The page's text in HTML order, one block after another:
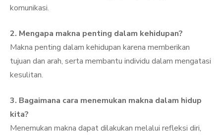
komunikasi.
2. Mengapa makna penting dalam kehidupan?
Makna penting dalam kehidupan karena memberikan
tujuan dan arah, serta membantu individu dalam mengatasi
kesulitan.
3. Bagaimana cara menemukan makna dalam hidup
kita?
Menemukan makna dapat dilakukan melalui refleksi diri,